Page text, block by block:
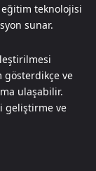
eğitim teknolojisi
sunar.
gösterdikçe ve
ulaşabilir.
geliştirme ve